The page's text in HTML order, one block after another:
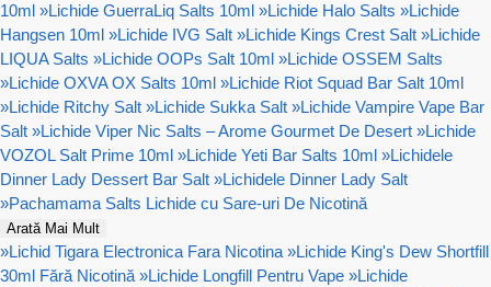
10ml »Lichide GuerraLiq Salts 10ml »Lichide Halo Salts »Lichide
Hangsen 10ml »Lichide IVG Salt »Lichide Kings Crest Salt »Lichide
LIQUA Salts »Lichide OOPs Salt 10ml »Lichide OSSEM Salts
»Lichide OXVA OX Salts 10ml »Lichide Riot Squad Bar Salt 10ml
»Lichide Ritchy Salt »Lichide Sukka Salt »Lichide Vampire Vape Bar
Salt »Lichide Viper Nic Salts – Arome Gourmet De Desert »Lichide
VOZOL Salt Prime 10ml »Lichide Yeti Bar Salts 10ml »Lichidele
Dinner Lady Dessert Bar Salt »Lichidele Dinner Lady Salt
»Pachamama Salts Lichide cu Sare-uri De Nicotină
Arată Mai Mult
»Lichid Tigara Electronica Fara Nicotina »Lichide King's Dew Shortfill
30ml Fără Nicotină »Lichide Longfill Pentru Vape »Lichide